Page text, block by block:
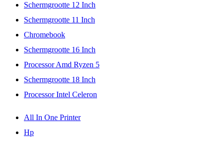
Schermgrootte 12 Inch
Schermgrootte 11 Inch
Chromebook
Schermgrootte 16 Inch
Processor Amd Ryzen 5
Schermgrootte 18 Inch
Processor Intel Celeron
All In One Printer
Hp